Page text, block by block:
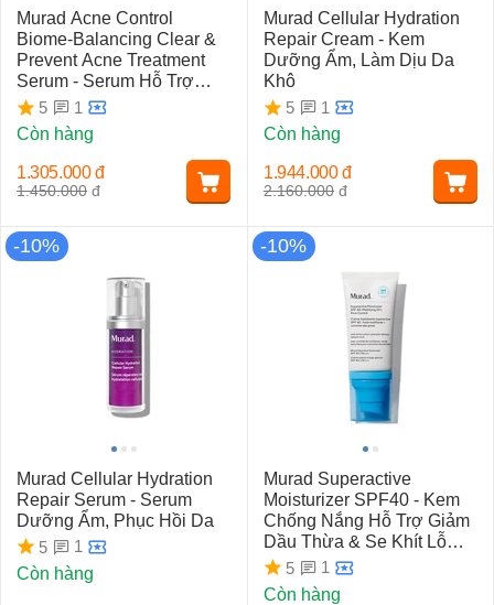
Murad Acne Control
Biome-Balancing Clear &
Prevent Acne Treatment
Serum - Serum Hỗ Trợ
Ngăn Ngừa Mụn
5
1
Còn hàng
1.450.000 đ
1.305.000 đ
Murad Cellular Hydration
Repair Cream - Kem
Dưỡng Ẩm, Làm Dịu Da
Khô
5
1
Còn hàng
2.160.000 đ
1.944.000 đ
-10%
Murad Cellular Hydration
Repair Serum - Serum
Dưỡng Ẩm, Phục Hồi Da
5
1
Còn hàng
-10%
Murad Superactive
Moisturizer SPF40 - Kem
Chống Nắng Hỗ Trợ Giảm
Dầu Thừa & Se Khít Lỗ
Chân Lông
5
1
Còn hàng